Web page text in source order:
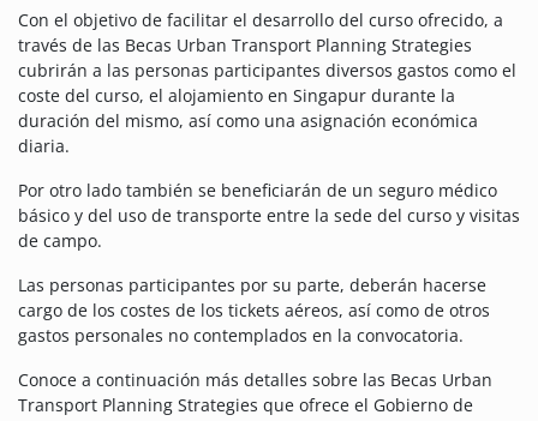
Con el objetivo de facilitar el desarrollo del curso ofrecido, a
través de las Becas Urban Transport Planning Strategies
cubrirán a las personas participantes diversos gastos como el
coste del curso, el alojamiento en Singapur durante la
duración del mismo, así como una asignación económica
diaria.
Por otro lado también se beneficiarán de un seguro médico
básico y del uso de transporte entre la sede del curso y visitas
de campo.
Las personas participantes por su parte, deberán hacerse
cargo de los costes de los tickets aéreos, así como de otros
gastos personales no contemplados en la convocatoria.
Conoce a continuación más detalles sobre las Becas Urban
Transport Planning Strategies que ofrece el Gobierno de